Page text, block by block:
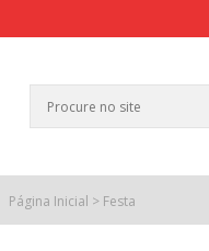
Página Inicial > Festa